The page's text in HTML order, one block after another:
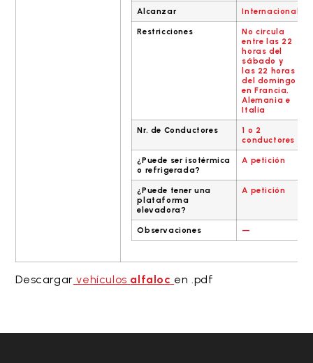
Alcanzar Internacional
Restricciones
No circula
entre las 22
horas del
sábado y
las 22 horas
del domingo
en Francia,
Alemania e
Italia
Nr. de Conductores
1 o 2
conductores
¿Puede ser isotérmica
o refrigerada?
A petición
¿Puede tener una
plataforma
elevadora?
A petición
Observaciones —
Descargar vehículos alfaloc en .pdf